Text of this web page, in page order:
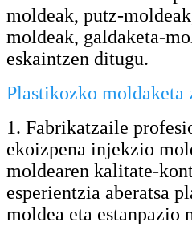
moldeak, putz-
moldeak, galdaketa-
eskaintzen ditugu.
Plastikozko moldaketa
1. Fabrikatzaile
ekoizpena injekzio
moldearen kalitate-
esperientzia aberatsa
moldea eta estanpazio